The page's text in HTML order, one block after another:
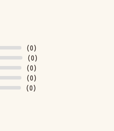
(0)
(0)
(0)
(0)
(0)